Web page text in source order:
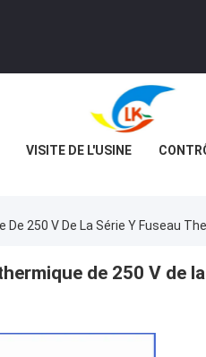
VISITE DE L'USINE
De 250 V De La Série Y Fuseau
de 250 V de